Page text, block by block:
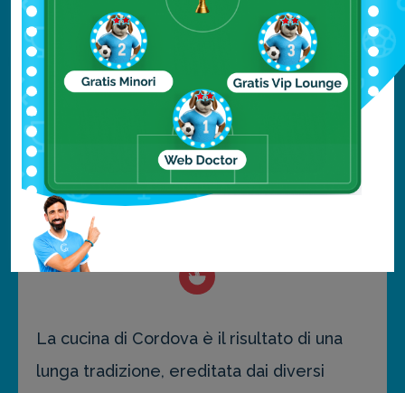
Plaza de las Tendillas
Giardino Botanico Reale di Cordova
per approfondire clicca qui
La cucina di Cordova è il risultato di una
lunga tradizione, ereditata dai diversi